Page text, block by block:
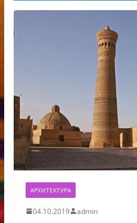
АРХИТЕКТУРА
04.10.2019 admin